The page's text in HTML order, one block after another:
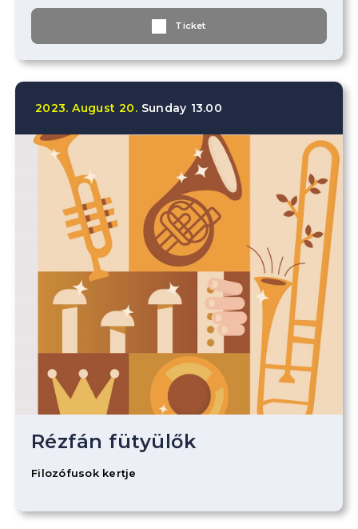
Ticket
2023. August 20. Sunday 13.00
Rézfán fütyülők
Filozófusok kertje